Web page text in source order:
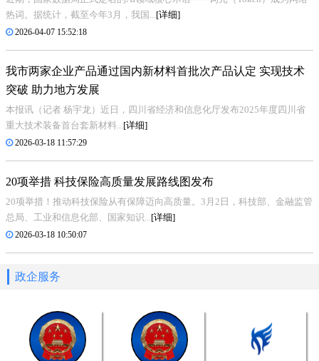
热词。据统计，截至今年3月，我国... [详细]
2026-04-07 15:52:18
我市两家企业产品通过国内新材料首批次产品认定 实现技术
突破 助力地方发展
本报讯（记者 杨宇龙）近日，四川省经济和信息化厅发布2025年度四川省
重大技术装备首台套新材料... [详细]
2026-03-18 11:57:29
20项举措 科技保险高质量发展路线图发布
20项举措！推动科技保险从有保障迈向高质量。3月2日，科技部、金融监管
总局、工业和信息化部、国家知识... [详细]
2026-03-18 10:50:07
政企服务